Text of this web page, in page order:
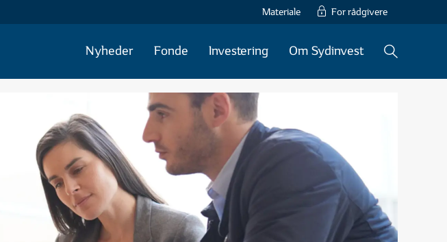
Materiale For rådgivere
Nyheder Fonde Investering Om Sydinvest